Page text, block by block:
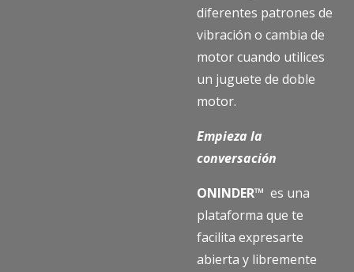
diferentes patrones de
vibración o cambia de
motor cuando utilices
un juguete de doble
motor.
Empieza la
conversación
ONINDER™ es una
plataforma que te
facilita expresarte
abierta y libremente